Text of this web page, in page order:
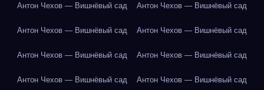
Антон Чехов — Вишнёвый сад Антон Чехов — Вишнёвый сад
Антон Чехов — Вишнёвый сад Антон Чехов — Вишнёвый сад
Антон Чехов — Вишнёвый сад Антон Чехов — Вишнёвый сад
Антон Чехов — Вишнёвый сад Антон Чехов — Вишнёвый сад